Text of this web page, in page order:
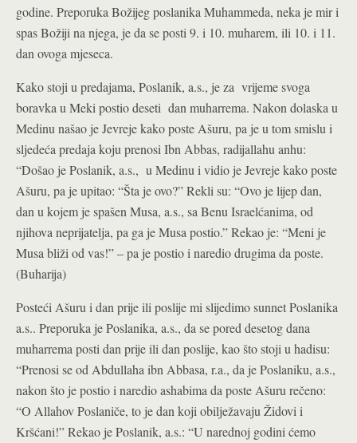
godine. Preporuka Božijeg poslanika Muhammeda, neka je mir i
spas Božiji na njega, je da se posti 9. i 10. muharem, ili 10. i 11.
dan ovoga mjeseca.
Kako stoji u predajama, Poslanik, a.s., je za vrijeme svoga
boravka u Meki postio deseti dan muharrema. Nakon dolaska u
Medinu našao je Jevreje kako poste Ašuru, pa je u tom smislu i
sljedeća predaja koju prenosi Ibn Abbas, radijallahu anhu:
“Došao je Poslanik, a.s., u Medinu i vidio je Jevreje kako poste
Ašuru, pa je upitao: “Šta je ovo?” Rekli su: “Ovo je lijep dan,
dan u kojem je spašen Musa, a.s., sa Benu Israelćanima, od
njihova neprijatelja, pa ga je Musa postio.” Rekao je: “Meni je
Musa bliži od vas!” – pa je postio i naredio drugima da poste.
(Buharija)
Posteći Ašuru i dan prije ili poslije mi slijedimo sunnet Poslanika
a.s.. Preporuka je Poslanika, a.s., da se pored desetog dana
muharrema posti dan prije ili dan poslije, kao što stoji u hadisu:
“Prenosi se od Abdullaha ibn Abbasa, r.a., da je Poslaniku, a.s.,
nakon što je postio i naredio ashabima da poste Ašuru rečeno:
“O Allahov Poslaniče, to je dan koji obilježavaju Židovi i
Kršćani!” Rekao je Poslanik, a.s.: “U narednoj godini ćemo